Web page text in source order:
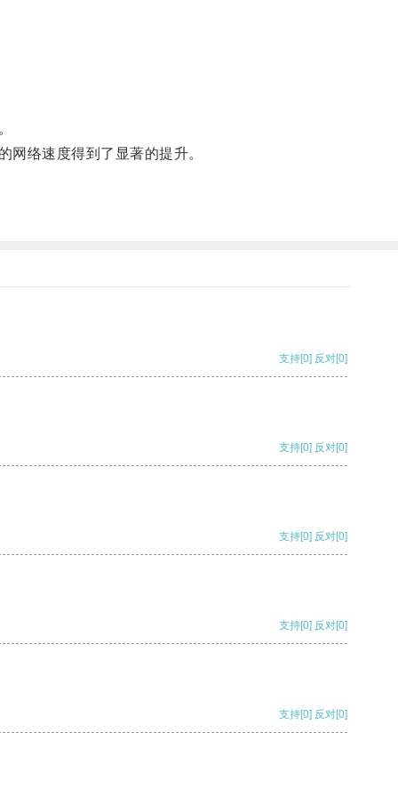
络速度得到了显著的提升。
支持[0] 反对[0]
支持[0] 反对[0]
支持[0] 反对[0]
支持[0] 反对[0]
支持[0] 反对[0]